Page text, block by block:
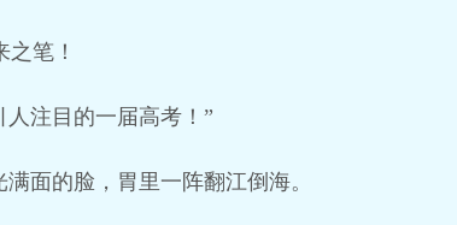
笔！
注目的一届高考！”
面的脸，胃里一阵翻江倒海。